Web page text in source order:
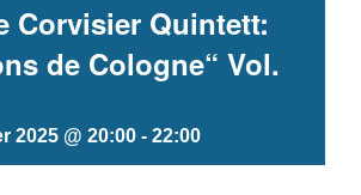
Corvisier Quintett:
de Cologne“ Vol.
2025 @ 20:00 - 22:00